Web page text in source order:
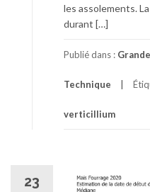
les assolements​.
durant […]
Publié dans :
Technique
verticillium
23